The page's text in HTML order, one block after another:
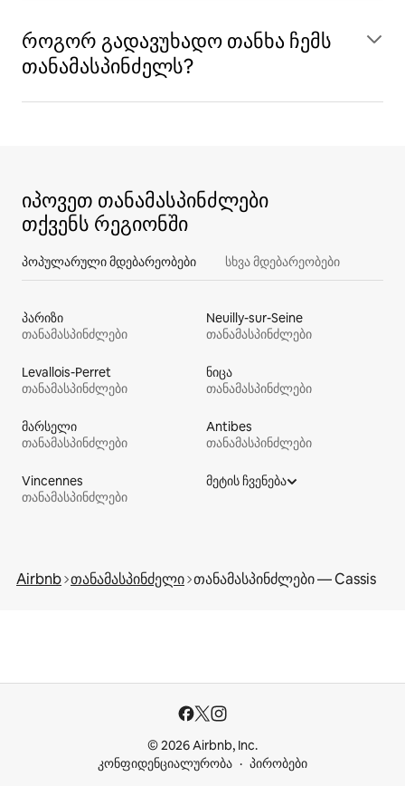
როგორ გადავუხადო თანხა ჩემს
თანამასპინძელს?
იპოვეთ თანამასპინძლები
თქვენს რეგიონში
პოპულარული მდებარეობები სხვა მდებარეობები
პარიზი
თანამასპინძლები
Neuilly-sur-Seine
თანამასპინძლები
Levallois-Perret
თანამასპინძლები
ნიცა
თანამასპინძლები
მარსელი
თანამასპინძლები
Antibes
თანამასპინძლები
Vincennes
თანამასპინძლები
მეტის ჩვენება
Airbnb თანამასპინძელი თანამასპინძლები — Cassis
© 2026 Airbnb, Inc.
კონფიდენციალურობა
პირობები